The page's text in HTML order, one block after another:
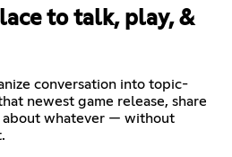
to talk, play, &
conversation into topic-
newest game release, share
about whatever — without